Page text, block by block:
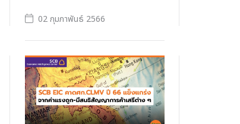
02 กุมภาพันธ์ 2566